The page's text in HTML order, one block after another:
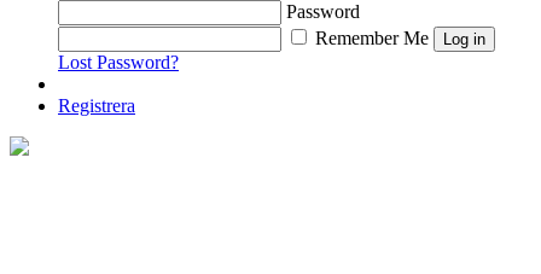
Password
Remember Me
Lost Password?
Registrera